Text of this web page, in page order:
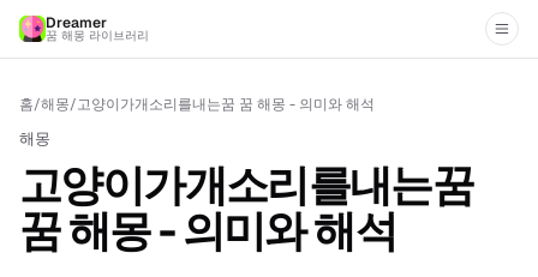
Dreamer
꿈 해몽 라이브러리
홈/해몽/고양이가개소리를내는꿈 꿈 해몽 - 의미와 해석
해몽
고양이가개소리를내는꿈
꿈 해몽 - 의미와 해석